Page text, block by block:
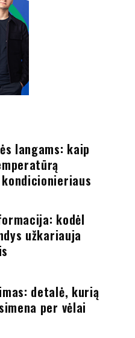
langams: kaip
kodėl
užkariauja
detalė, kurią
per vėlai